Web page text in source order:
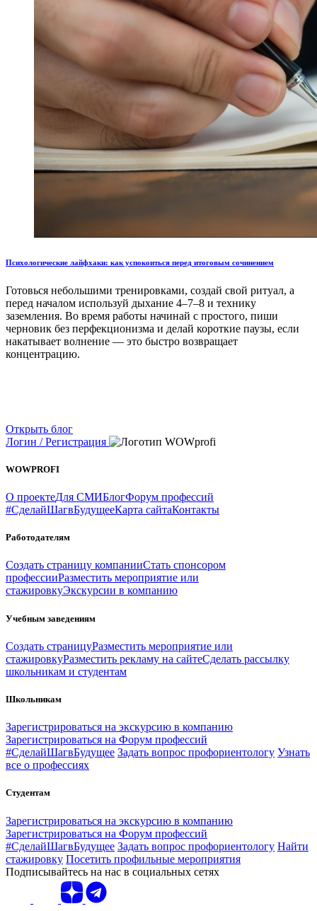
Психологические лайфхаки: как успокоиться перед итоговым сочинением
Готовься небольшими тренировками, создай свой ритуал, а
перед началом используй дыхание 4–7–8 и технику
заземления. Во время работы начинай с простого, пиши
черновик без перфекционизма и делай короткие паузы, если
накатывает волнение — это быстро возвращает
концентрацию.
Открыть блог
Логин / Регистрация
WOWPROFI
О проектеДля СМИБлогФорум профессий
#СделайШагвБудущееКарта сайтаКонтакты
Работодателям
Создать страницу компанииСтать спонсором
профессииРазместить мероприятие или
стажировкуЭкскурсии в компанию
Учебным заведениям
Создать страницуРазместить мероприятие или
стажировкуРазместить рекламу на сайтеСделать рассылку
школьникам и студентам
Школьникам
Зарегистрироваться на экскурсию в компанию
Зарегистрироваться на Форум профессий
#СделайШагвБудущее Задать вопрос профориентологу Узнать
все о профессиях
Студентам
Зарегистрироваться на экскурсию в компанию
Зарегистрироваться на Форум профессий
#СделайШагвБудущее Задать вопрос профориентологу Найти
стажировку Посетить профильные мероприятия
Подписывайтесь на нас в социальных сетях